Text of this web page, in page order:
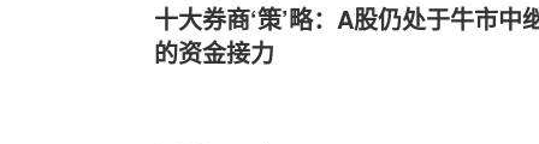
十大券商‘策’略：A股仍处于牛市中
的资金接力